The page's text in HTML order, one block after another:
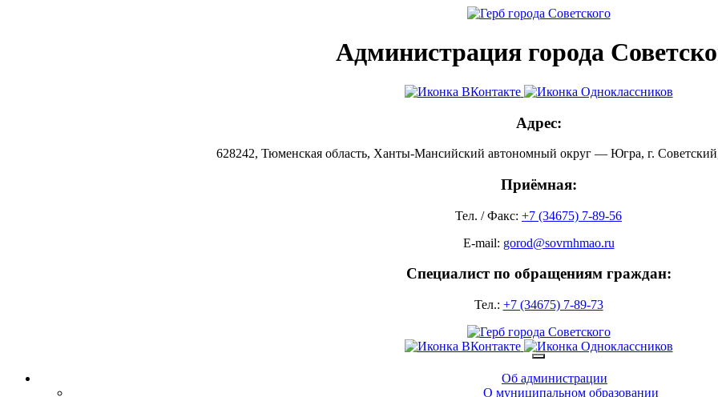
Администрация города
Адрес:
628242, Тюменская область, Ханты-Мансийский автономный округ — Югра, г.
Приёмная:
Тел. / Факс: +7 (34675) 7-89-56
E-mail: gorod@sovrnhmao.ru
Специалист по обращениям граждан:
Тел.: +7 (34675) 7-89-73
Об администрации
О муниципальном образовании